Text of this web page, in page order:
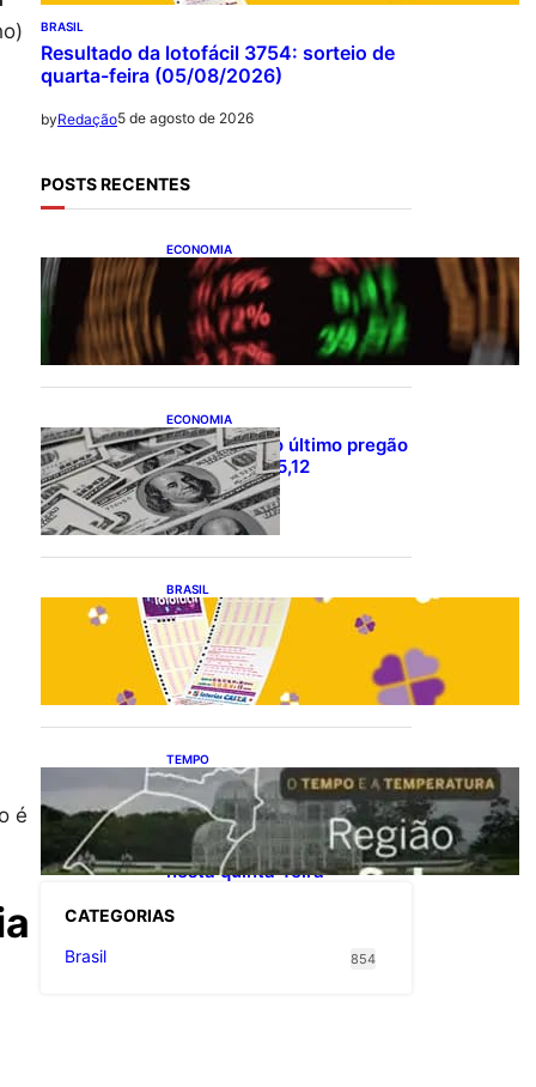
é
BRASIL
Resultado da lotofácil 3754: sorteio de
quarta-feira (05/08/2026)
byRedação5 de agosto de 2026
POSTS RECENTES
ECONOMIA
Ibovespa fecha último
pregão aos 177.726 pontos
ECONOMIA
Dólar fecha o último pregão
cotado a R$ 5,12
BRASIL
Resultado da lotofácil 3754:
sorteio de quarta-feira
(05/08/2026)
TEMPO
O TEMPO E A
TEMPERATURA:
Instabilidade avança e
provoca temporais no Sul
nesta quinta-feira
CATEGORIAS
Brasil
854